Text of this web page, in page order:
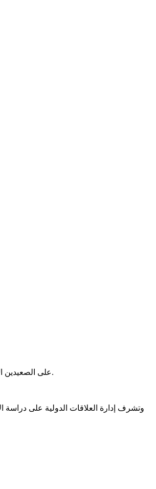
على الصعيدين الإقليمي والدولي ... حماية البيئة هي مسؤولية البشر أجمع، ومن خلال هذه المسؤولية المتبادلة أن تعزز الأمم التعاون وتعزز جهود بعضها البعض من أجل حماية البيئة.
وتشرف إدارة العلاقات الدولية على دراسة